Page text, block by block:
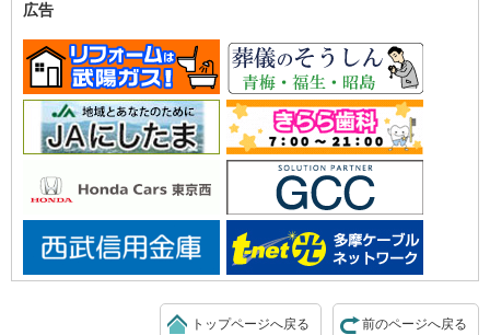
広告
前のページへ戻る
トップページへ戻る